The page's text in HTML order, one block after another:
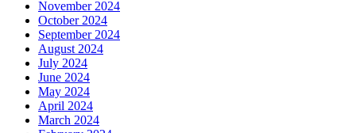
November 2024
October 2024
September 2024
August 2024
July 2024
June 2024
May 2024
April 2024
March 2024